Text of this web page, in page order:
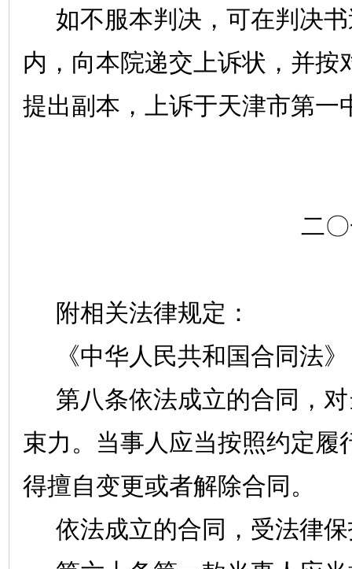
如不服本判决，可在判决
内，向本院递交上诉状，并按
提出副本，上诉于天津市第一
二
附相关法律规定：
《中华人民共和国合同法》
第八条依法成立的合同，
束力。当事人应当按照约定履
得擅自变更或者解除合同。
依法成立的合同，受法律